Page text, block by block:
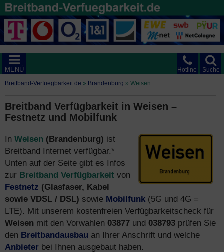
Suche
Hotline
MENÜ
Breitband-Verfuegbarkeit.de » Brandenburg » Weisen
Breitband Verfügbarkeit in Weisen –
Festnetz und Mobilfunk
In Weisen (Brandenburg) ist
Breitband Internet verfügbar.*
Unten auf der Seite gibt es Infos
zur Breitband Verfügbarkeit von
Festnetz (Glasfaser, Kabel
sowie VDSL / DSL) sowie Mobilfunk (5G und 4G =
LTE). Mit unserem kostenfreien Verfügbarkeitscheck für
Weisen mit den Vorwahlen 03877 und 038793 prüfen Sie
den Breitbandausbau an Ihrer Anschrift und welche
Anbieter bei Ihnen ausgebaut haben.